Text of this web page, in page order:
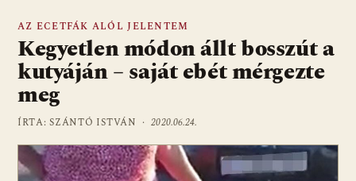
AZ ECETFÁK ALÓL JELENTEM
Kegyetlen módon állt bosszút a
kutyáján – saját ebét mérgezte
meg
ÍRTA: SZÁNTÓ ISTVÁN ·2020.06.24.